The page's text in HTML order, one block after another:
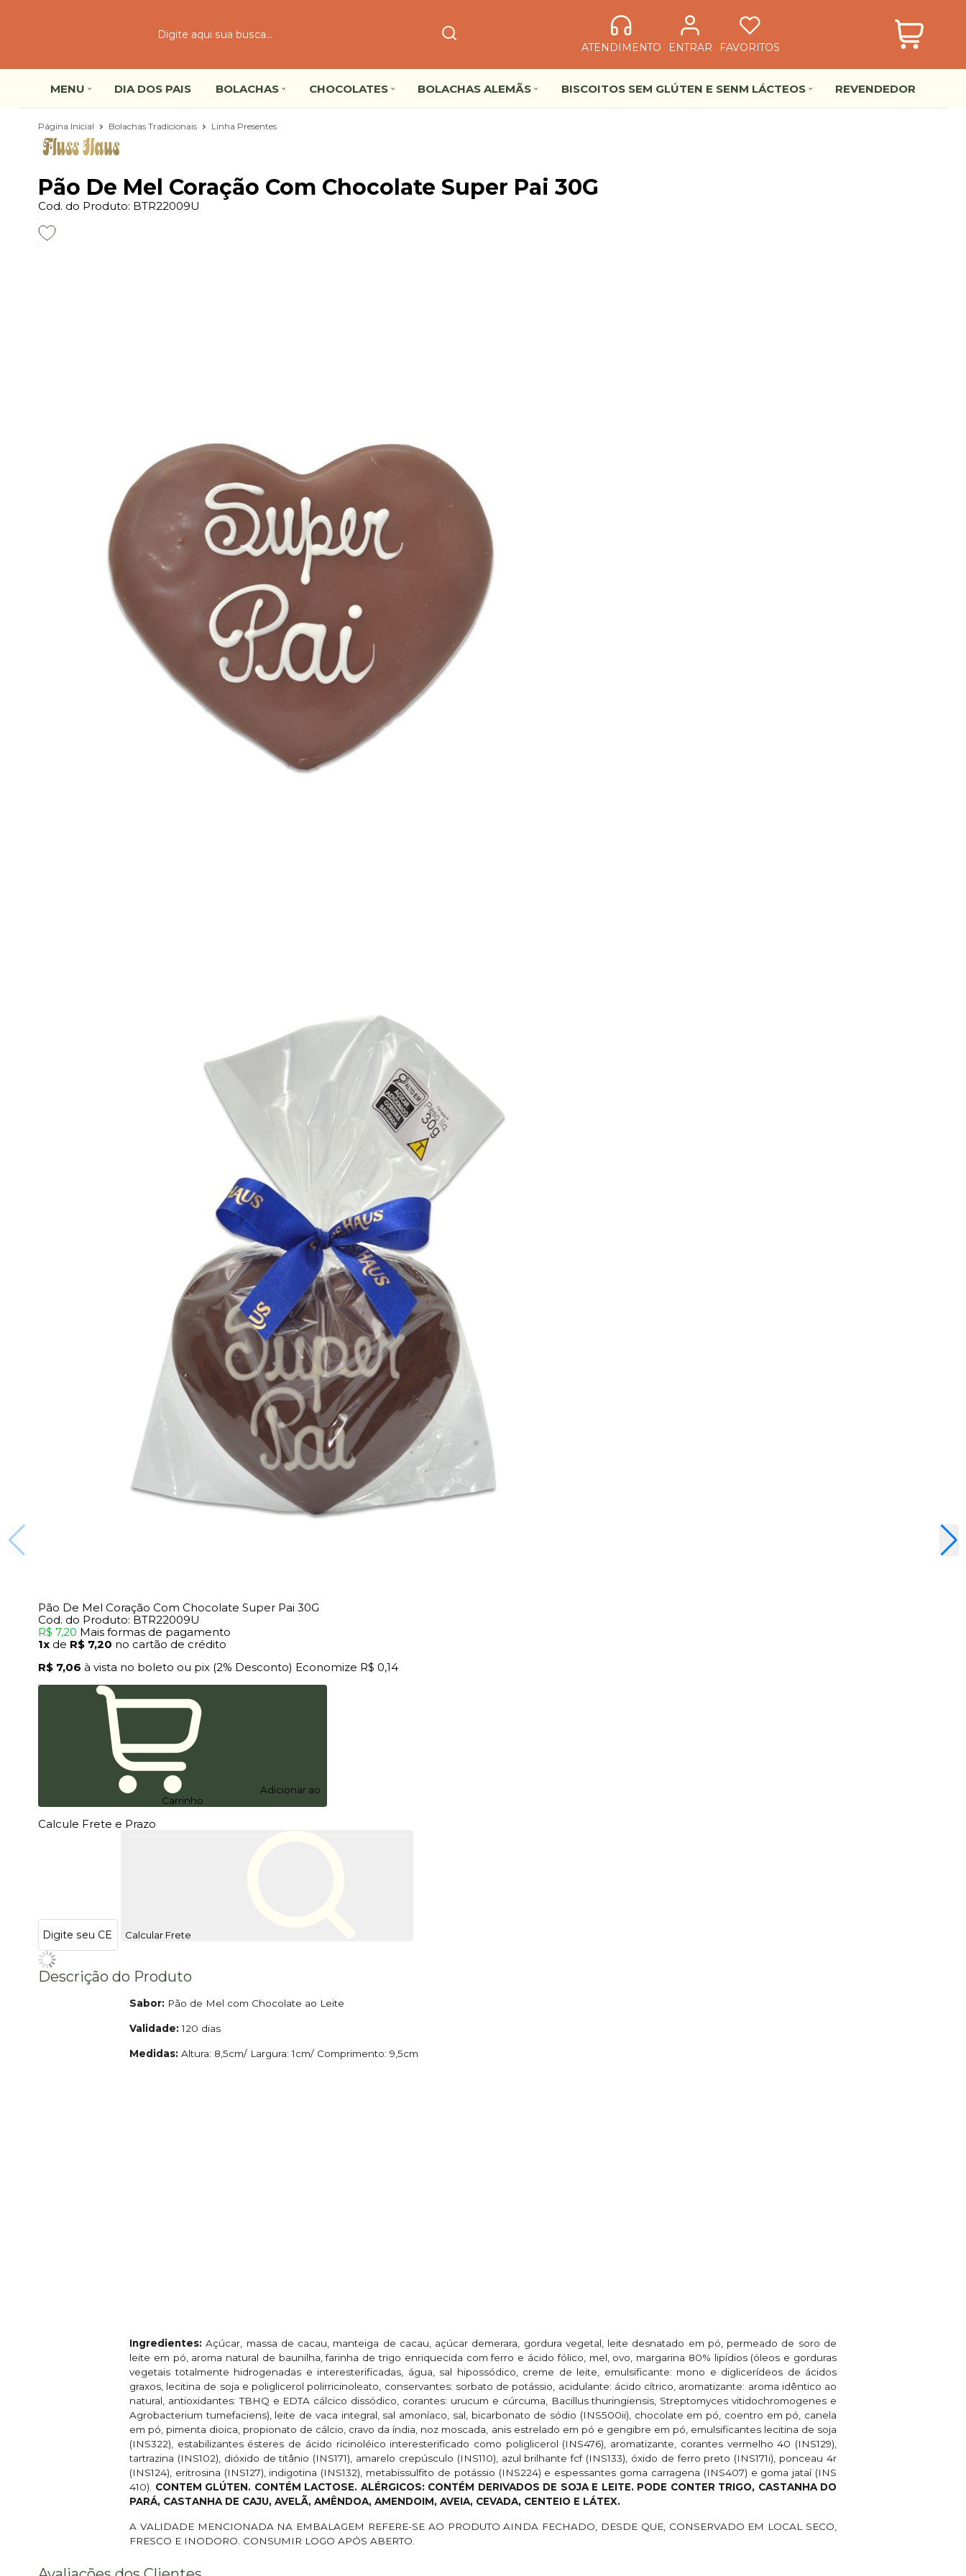
ATENDIMENTO ENTRAR FAVORITOS
MENU DIA DOS PAIS BOLACHAS CHOCOLATES BOLACHAS ALEMÃS BISCOITOS SEM GLÚTEN E SENM LÁCTEOS REVENDEDOR
Página Inicial Bolachas Tradicionais Linha Presentes
Pão De Mel Coração Com Chocolate Super Pai 30G
Cod. do Produto: BTR22009U
Pão De Mel Coração Com Chocolate Super Pai 30G
Cod. do Produto: BTR22009U
R$ 7,20 Mais formas de pagamento
1x de R$ 7,20 no cartão de crédito
R$ 7,06 à vista no boleto ou pix (2% Desconto) Economize R$ 0,14
Adicionar ao
Carrinho
Calcule Frete e Prazo
Calcular Frete
Descrição do Produto
Sabor: Pão de Mel com Chocolate ao Leite
Validade:120 dias
Medidas: Altura: 8,5cm/ Largura: 1cm/ Comprimento: 9,5cm
Ingredientes:Açúcar, massa de cacau, manteiga de cacau, açúcar demerara, gordura vegetal, leite desnatado em pó, permeado de soro de
leite em pó, aroma natural de baunilha, farinha de trigo enriquecida com ferro e ácido fólico, mel, ovo, margarina 80% lipídios (óleos e gorduras
vegetais totalmente hidrogenadas e interesterificadas, água, sal hipossódico, creme de leite, emulsificante: mono e diglicerídeos de ácidos
graxos, lecitina de soja e poliglicerol polirricinoleato, conservantes: sorbato de potássio, acidulante: ácido cítrico, aromatizante: aroma idêntico ao
natural, antioxidantes: TBHQ e EDTA cálcico dissódico, corantes: urucum e cúrcuma, Bacillus thuringiensis, Streptomyces vitidochromogenes e
Agrobacterium tumefaciens), leite de vaca integral, sal amoníaco, sal, bicarbonato de sódio (INS500ii), chocolate em pó, coentro em pó, canela
em pó, pimenta dioica, propionato de cálcio, cravo da índia, noz moscada, anis estrelado em pó e gengibre em pó, emulsificantes lecitina de soja
(INS322), estabilizantes ésteres de ácido ricinoléico interesterificado como poliglicerol (INS476), aromatizante, corantes vermelho 40 (INS129),
tartrazina (INS102), dióxido de titânio (INS171), amarelo crepúsculo (INS110), azul brilhante fcf (INS133), óxido de ferro preto (INS171i), ponceau 4r
(INS124), eritrosina (INS127), indigotina (INS132), metabissulfito de potássio (INS224) e espessantes goma carragena (INS407) e goma jataí (INS
410). CONTEM GLÚTEN. CONTÉM LACTOSE. ALÉRGICOS: CONTÉM DERIVADOS DE SOJA E LEITE. PODE CONTER TRIGO, CASTANHA DO
PARÁ, CASTANHA DE CAJU, AVELÃ, AMÊNDOA, AMENDOIM, AVEIA, CEVADA, CENTEIO E LÁTEX.
A VALIDADE MENCIONADA NA EMBALAGEM REFERE-SE AO PRODUTO AINDA FECHADO, DESDE QUE, CONSERVADO EM LOCAL SECO,
FRESCO E INODORO. CONSUMIR LOGO APÓS ABERTO.